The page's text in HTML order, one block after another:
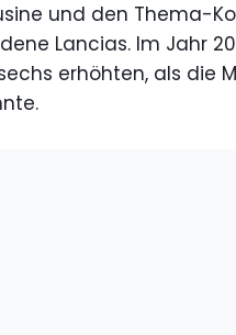
und den Thema-
Lancias. Im Jahr
erhöhten, als die